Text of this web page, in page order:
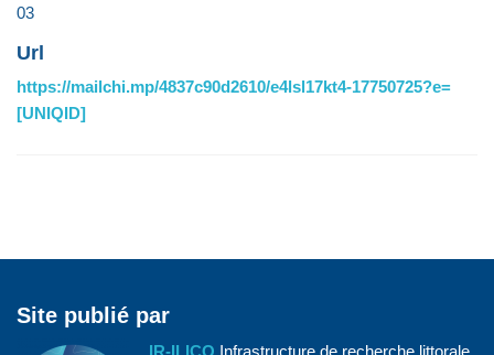
03
Url
https://mailchi.mp/4837c90d2610/e4lsl17kt4-17750725?e=
[UNIQID]
Site publié par
IR-ILICO Infrastructure de recherche littorale